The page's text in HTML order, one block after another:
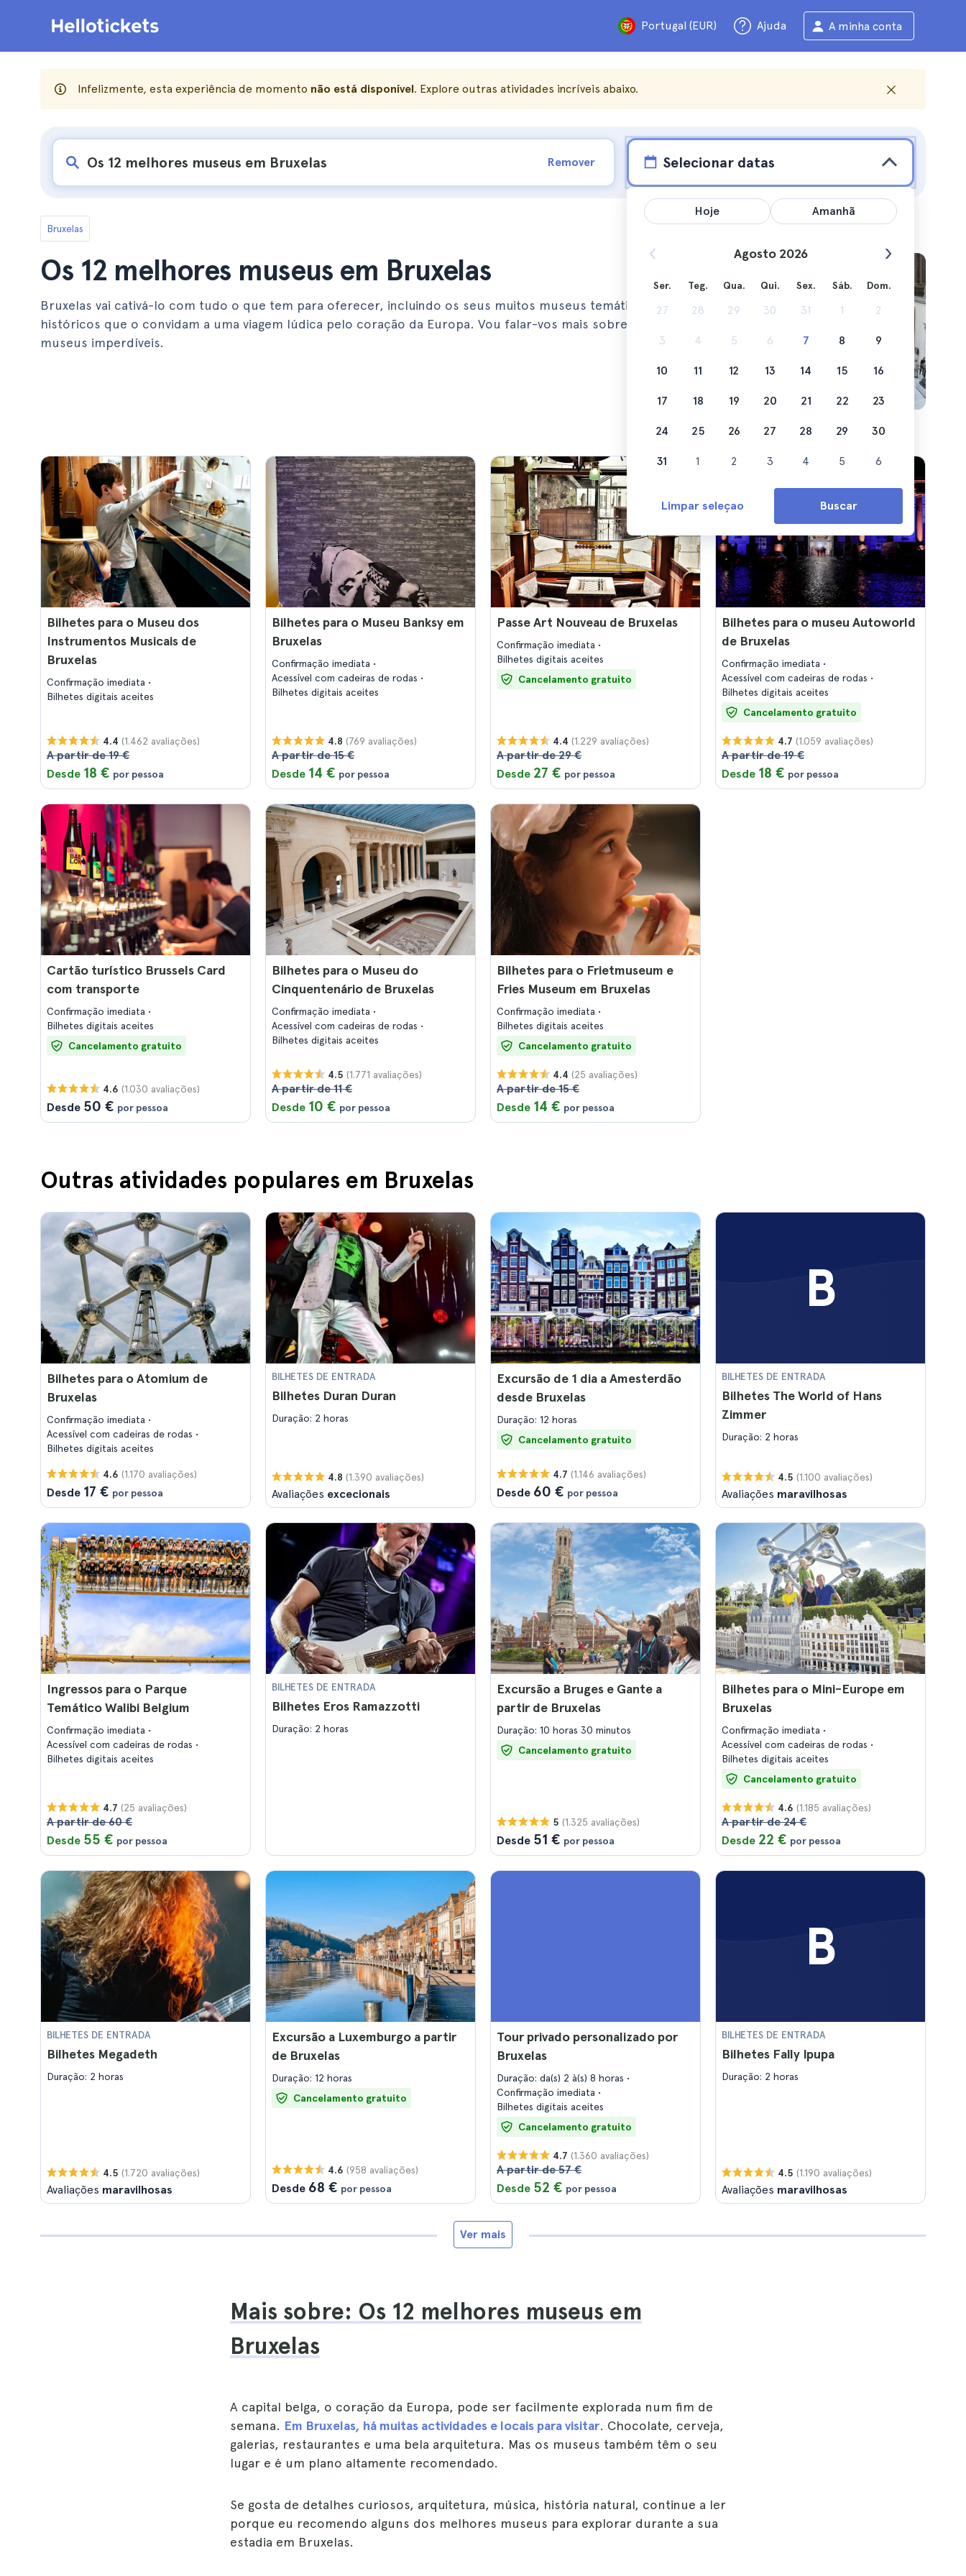
Portugal (EUR) Ajuda A minha conta
Infelizmente, esta experiência de momento não está disponível. Explore outras atividades incríveis abaixo.
Remover Selecionar datas
Bruxelas
Os 12 melhores museus em Bruxelas
Bruxelas vai cativá-lo com tudo o que tem para oferecer, incluindo os seus muitos museus temáticos e
históricos que o convidam a uma viagem lúdica pelo coração da Europa. Vou falar-vos mais sobre alguns dos
museus imperdíveis.
Bilhetes para o Museu dos
Instrumentos Musicais de
Bruxelas
Confirmação imediata
Bilhetes digitais aceites
4.4 (1.462 avaliações)
A partir de 19 €
Desde 18 € por pessoa
Bilhetes para o Museu Banksy em
Bruxelas
Confirmação imediata
Acessível com cadeiras de rodas
Bilhetes digitais aceites
4.8 (769 avaliações)
A partir de 15 €
Desde 14 € por pessoa
Passe Art Nouveau de Bruxelas
Confirmação imediata
Bilhetes digitais aceites
Cancelamento gratuito
4.4 (1.229 avaliações)
A partir de 29 €
Desde 27 € por pessoa
Bilhetes para o museu Autoworld
de Bruxelas
Confirmação imediata
Acessível com cadeiras de rodas
Bilhetes digitais aceites
Cancelamento gratuito
4.7 (1.059 avaliações)
A partir de 19 €
Desde 18 € por pessoa
Cartão turístico Brussels Card
com transporte
Confirmação imediata
Bilhetes digitais aceites
Cancelamento gratuito
4.6 (1.030 avaliações)
Desde 50 € por pessoa
Bilhetes para o Museu do
Cinquentenário de Bruxelas
Confirmação imediata
Acessível com cadeiras de rodas
Bilhetes digitais aceites
4.5 (1.771 avaliações)
A partir de 11 €
Desde 10 € por pessoa
Bilhetes para o Frietmuseum e
Fries Museum em Bruxelas
Confirmação imediata
Bilhetes digitais aceites
Cancelamento gratuito
4.4 (25 avaliações)
A partir de 15 €
Desde 14 € por pessoa
Outras atividades populares em Bruxelas
Bilhetes para o Atomium de
Bruxelas
Confirmação imediata
Acessível com cadeiras de rodas
Bilhetes digitais aceites
4.6 (1.170 avaliações)
Desde 17 € por pessoa
BILHETES DE ENTRADA
Bilhetes Duran Duran
Duração: 2 horas
4.8 (1.390 avaliações)
Avaliações excecionais
Excursão de 1 dia a Amesterdão
desde Bruxelas
Duração: 12 horas
Cancelamento gratuito
4.7 (1.146 avaliações)
Desde 60 € por pessoa
B
BILHETES DE ENTRADA
Bilhetes The World of Hans
Zimmer
Duração: 2 horas
4.5 (1.100 avaliações)
Avaliações maravilhosas
Ingressos para o Parque
Temático Walibi Belgium
Confirmação imediata
Acessível com cadeiras de rodas
Bilhetes digitais aceites
4.7 (25 avaliações)
A partir de 60 €
Desde 55 € por pessoa
BILHETES DE ENTRADA
Bilhetes Eros Ramazzotti
Duração: 2 horas
Excursão a Bruges e Gante a
partir de Bruxelas
Duração: 10 horas 30 minutos
Cancelamento gratuito
5 (1.325 avaliações)
Desde 51 € por pessoa
Bilhetes para o Mini-Europe em
Bruxelas
Confirmação imediata
Acessível com cadeiras de rodas
Bilhetes digitais aceites
Cancelamento gratuito
4.6 (1.185 avaliações)
A partir de 24 €
Desde 22 € por pessoa
BILHETES DE ENTRADA
Bilhetes Megadeth
Duração: 2 horas
4.5 (1.720 avaliações)
Avaliações maravilhosas
Excursão a Luxemburgo a partir
de Bruxelas
Duração: 12 horas
Cancelamento gratuito
4.6 (958 avaliações)
Desde 68 € por pessoa
Tour privado personalizado por
Bruxelas
Duração: da(s) 2 à(s) 8 horas
Confirmação imediata
Bilhetes digitais aceites
Cancelamento gratuito
4.7 (1.360 avaliações)
A partir de 57 €
Desde 52 € por pessoa
B
BILHETES DE ENTRADA
Bilhetes Fally Ipupa
Duração: 2 horas
4.5 (1.190 avaliações)
Avaliações maravilhosas
Ver mais
Mais sobre: Os 12 melhores museus em
Bruxelas
A capital belga, o coração da Europa, pode ser facilmente explorada num fim de
semana. Em Bruxelas, há muitas actividades e locais para visitar. Chocolate, cerveja,
galerias, restaurantes e uma bela arquitetura. Mas os museus também têm o seu
lugar e é um plano altamente recomendado.
Se gosta de detalhes curiosos, arquitetura, música, história natural, continue a ler
porque eu recomendo alguns dos melhores museus para explorar durante a sua
estadia em Bruxelas.
Hoje Amanhã
Agosto 2026
Ser. Teg. Qua. Qui. Sex. Sáb. Dom.
27 28 29 30 31 1 2
3 4 5 6 7 8 9
10 11 12 13 14 15 16
17 18 19 20 21 22 23
24 25 26 27 28 29 30
31 1 2 3 4 5 6
Limpar seleçao Buscar